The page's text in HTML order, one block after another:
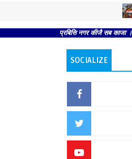
प्रबिसि नगर कीजै सब काजा । हृदय
SOCIALIZE